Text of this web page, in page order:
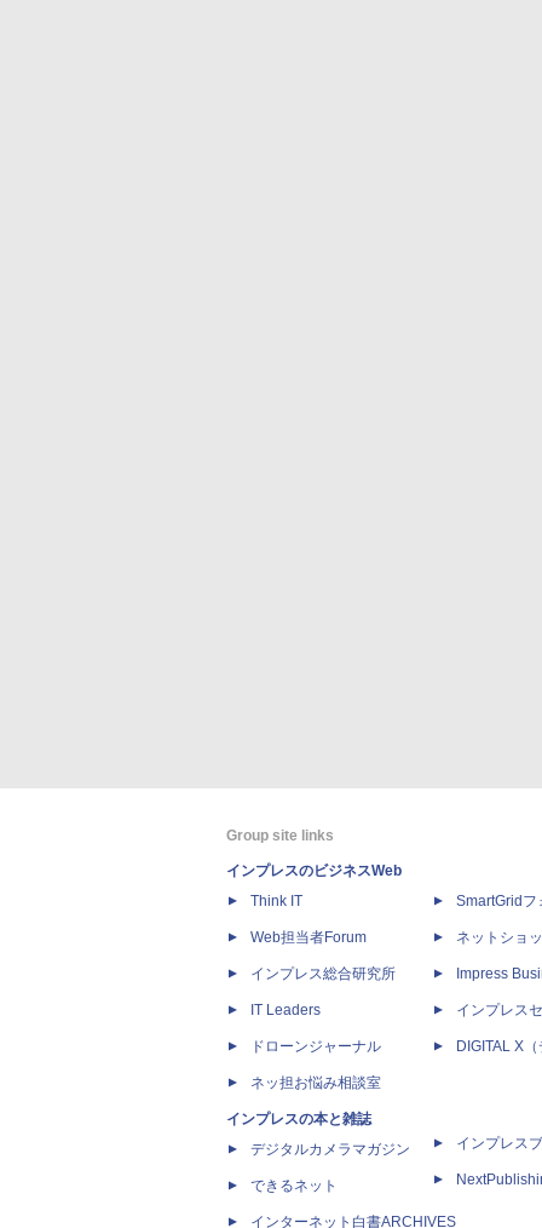
Group site links
インプレスのビジネスWeb
Think IT
Web担当者Forum
インプレス総合研究所
IT Leaders
ドローンジャーナル
ネッ担お悩み相談室
インプレスの本と雑誌
デジタルカメラマガジン
できるネット
インターネット白書ARCHIVES
SmartGridフ
ネットショ
Impress
インプレス
DIGITAL X
インプレス